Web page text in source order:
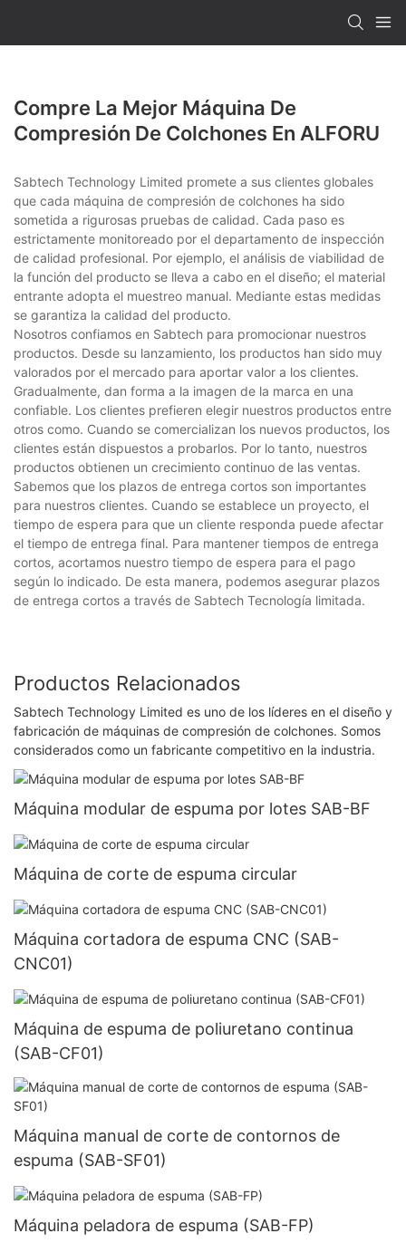
Compre La Mejor Máquina De
Compresión De Colchones En ALFORU
Sabtech Technology Limited promete a sus clientes globales
que cada máquina de compresión de colchones ha sido
sometida a rigurosas pruebas de calidad. Cada paso es
estrictamente monitoreado por el departamento de inspección
de calidad profesional. Por ejemplo, el análisis de viabilidad de
la función del producto se lleva a cabo en el diseño; el material
entrante adopta el muestreo manual. Mediante estas medidas
se garantiza la calidad del producto.
Nosotros confiamos en Sabtech para promocionar nuestros
productos. Desde su lanzamiento, los productos han sido muy
valorados por el mercado para aportar valor a los clientes.
Gradualmente, dan forma a la imagen de la marca en una
confiable. Los clientes prefieren elegir nuestros productos entre
otros como. Cuando se comercializan los nuevos productos, los
clientes están dispuestos a probarlos. Por lo tanto, nuestros
productos obtienen un crecimiento continuo de las ventas.
Sabemos que los plazos de entrega cortos son importantes
para nuestros clientes. Cuando se establece un proyecto, el
tiempo de espera para que un cliente responda puede afectar
el tiempo de entrega final. Para mantener tiempos de entrega
cortos, acortamos nuestro tiempo de espera para el pago
según lo indicado. De esta manera, podemos asegurar plazos
de entrega cortos a través de Sabtech Tecnología limitada.
Productos Relacionados
Sabtech Technology Limited es uno de los líderes en el diseño y
fabricación de máquinas de compresión de colchones. Somos
considerados como un fabricante competitivo en la industria.
Máquina modular de espuma por lotes SAB-BF
Máquina de corte de espuma circular
Máquina cortadora de espuma CNC (SAB-
CNC01)
Máquina de espuma de poliuretano continua
(SAB-CF01)
Máquina manual de corte de contornos de
espuma (SAB-SF01)
Máquina peladora de espuma (SAB-FP)